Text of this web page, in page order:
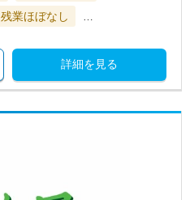
残業ほぼなし …
詳細を見る